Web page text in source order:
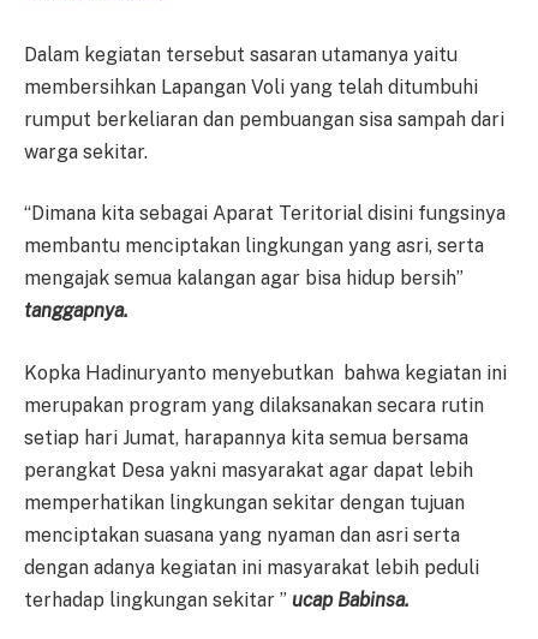
Dalam kegiatan tersebut sasaran utamanya yaitu
membersihkan Lapangan Voli yang telah ditumbuhi
rumput berkeliaran dan pembuangan sisa sampah dari
warga sekitar.
“Dimana kita sebagai Aparat Teritorial disini fungsinya
membantu menciptakan lingkungan yang asri, serta
mengajak semua kalangan agar bisa hidup bersih”
tanggapnya.
Kopka Hadinuryanto menyebutkan bahwa kegiatan ini
merupakan program yang dilaksanakan secara rutin
setiap hari Jumat, harapannya kita semua bersama
perangkat Desa yakni masyarakat agar dapat lebih
memperhatikan lingkungan sekitar dengan tujuan
menciptakan suasana yang nyaman dan asri serta
dengan adanya kegiatan ini masyarakat lebih peduli
terhadap lingkungan sekitar ” ucapBabinsa.